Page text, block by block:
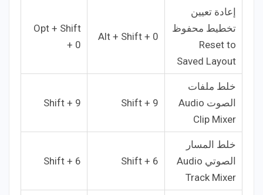
إعادة تعيين
تخطيط محفوظ
Reset to
Saved Layout
Alt + Shift + 0
Opt + Shift
+ 0
خلط ملفات
الصوت Audio
Clip Mixer
Shift + 9
Shift + 9
خلط المسار
الصوتي Audio
Track Mixer
Shift + 6
Shift + 6